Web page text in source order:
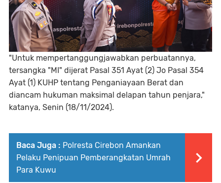
"Untuk mempertanggungjawabkan perbuatannya,
tersangka "MI" dijerat Pasal 351 Ayat (2) Jo Pasal 354
Ayat (1) KUHP tentang Penganiayaan Berat dan
diancam hukuman maksimal delapan tahun penjara,"
katanya, Senin (18/11/2024).
Baca Juga : Polresta Cirebon Amankan
Pelaku Penipuan Pemberangkatan Umrah
Para Kuwu